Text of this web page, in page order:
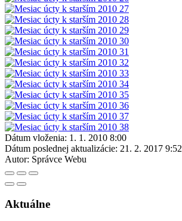
Dátum vloženia: 1. 1. 2010 8:00
Dátum poslednej aktualizácie: 21. 2. 2017 9:52
Autor: Správce Webu
Aktuálne